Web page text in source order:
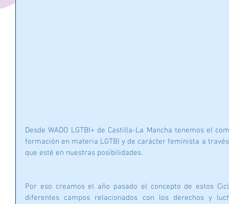
Desde WADO LGTBI+ de Castilla-La Mancha tenemos el
formación en materia LGTBI y de carácter feminista a
que esté en nuestras posibilidades.
Por eso creamos el año pasado el concepto de estos
diferentes campos relacionados con los derechos y